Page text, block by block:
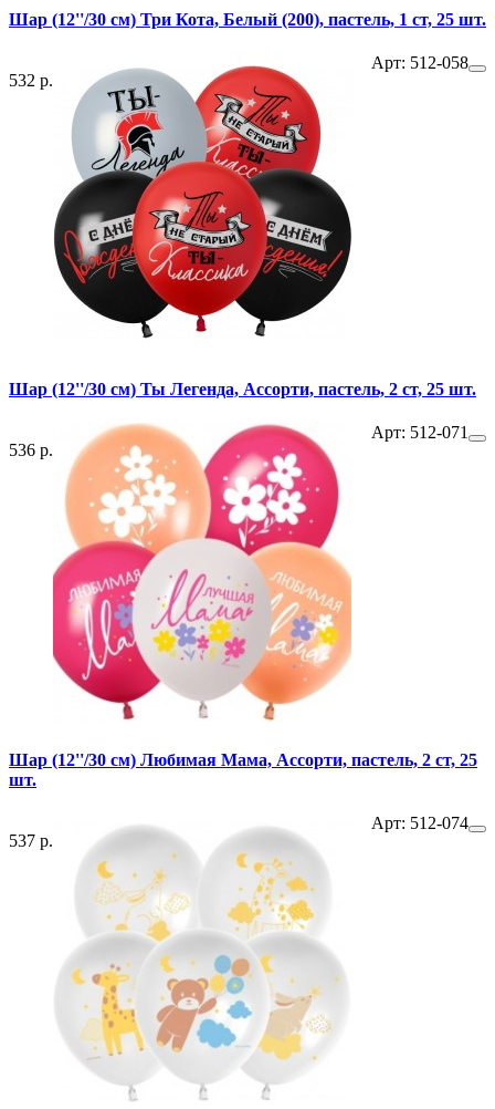
Шар (12''/30 см) Три Кота, Белый (200), пастель, 1 ст, 25 шт.
532 р.
Арт: 512-058
Шар (12''/30 см) Ты Легенда, Ассорти, пастель, 2 ст, 25 шт.
536 р.
Арт: 512-071
Шар (12''/30 см) Любимая Мама, Ассорти, пастель, 2 ст, 25
шт.
537 р.
Арт: 512-074